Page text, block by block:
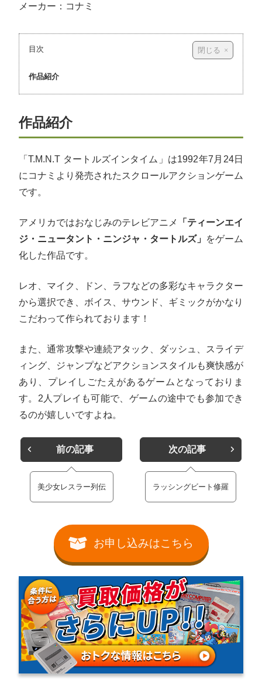
メーカー：コナミ
目次
作品紹介
作品紹介
「T.M.N.T タートルズインタイム」は1992年7月24日
にコナミより発売されたスクロールアクションゲーム
です。
アメリカではおなじみのテレビアニメ
「ティーンエイ
ジ・ニュータント・ニンジャ・タートルズ」 をゲーム
化した作品です。
レオ、マイク、ドン、ラフなどの多彩なキャラクター
から選択でき、ボイス、サウンド、ギミックがかなり
こだわって作られております！
また、通常攻撃や連続アタック、ダッシュ、スライデ
ィング、ジャンプなどアクションスタイルも爽快感が
あり、プレイしごたえがあるゲームとなっておりま
す。2人プレイも可能で、ゲームの途中でも参加でき
るのが嬉しいですよね。
前の記事
美少女レスラー列伝
次の記事
ラッシングビート修羅
お申し込みはこちら